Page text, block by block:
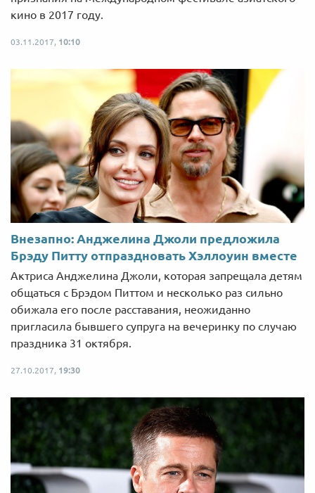
кино в 2017 году.
03.11.2017, 10:10
Внезапно: Анджелина Джоли предложила
Брэду Питту отпраздновать Хэллоуин вместе
Актриса Анджелина Джоли, которая запрещала детям
общаться с Брэдом Питтом и несколько раз сильно
обижала его после расставания, неожиданно
пригласила бывшего супруга на вечеринку по случаю
праздника 31 октября.
27.10.2017, 19:30